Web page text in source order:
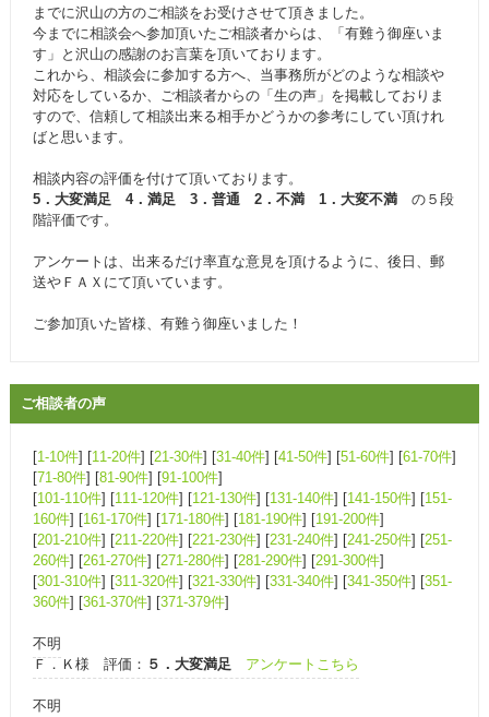
までに沢山の方のご相談をお受けさせて頂きました。
今までに相談会へ参加頂いたご相談者からは、「有難う御座いま
す」と沢山の感謝のお言葉を頂いております。
これから、相談会に参加する方へ、当事務所がどのような相談や
対応をしているか、ご相談者からの「生の声」を掲載しておりま
すので、信頼して相談出来る相手かどうかの参考にしてい頂けれ
ばと思います。
相談内容の評価を付けて頂いております。
5．大変満足 4．満足 3．普通 2．不満 1．大変不満の５段
階評価です。
アンケートは、出来るだけ率直な意見を頂けるように、後日、郵
送やＦＡＸにて頂いています。
ご参加頂いた皆様、有難う御座いました！
ご相談者の声
[1-10件] [11-20件] [21-30件] [31-40件] [41-50件] [51-60件] [61-70件]
[71-80件] [81-90件] [91-100件]
[101-110件] [111-120件] [121-130件] [131-140件] [141-150件] [151-
160件] [161-170件] [171-180件] [181-190件] [191-200件]
[201-210件] [211-220件] [221-230件] [231-240件] [241-250件] [251-
260件] [261-270件] [271-280件] [281-290件] [291-300件]
[301-310件] [311-320件] [321-330件] [331-340件] [341-350件] [351-
360件] [361-370件] [371-379件]
不明
Ｆ．Ｋ様 評価： ５．大変満足 アンケートこちら
不明